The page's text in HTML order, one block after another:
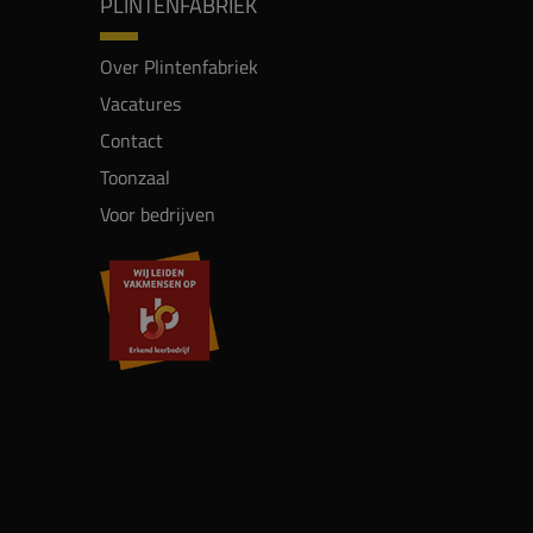
Over Plintenfabriek
Vacatures
Contact
Toonzaal
Voor bedrijven